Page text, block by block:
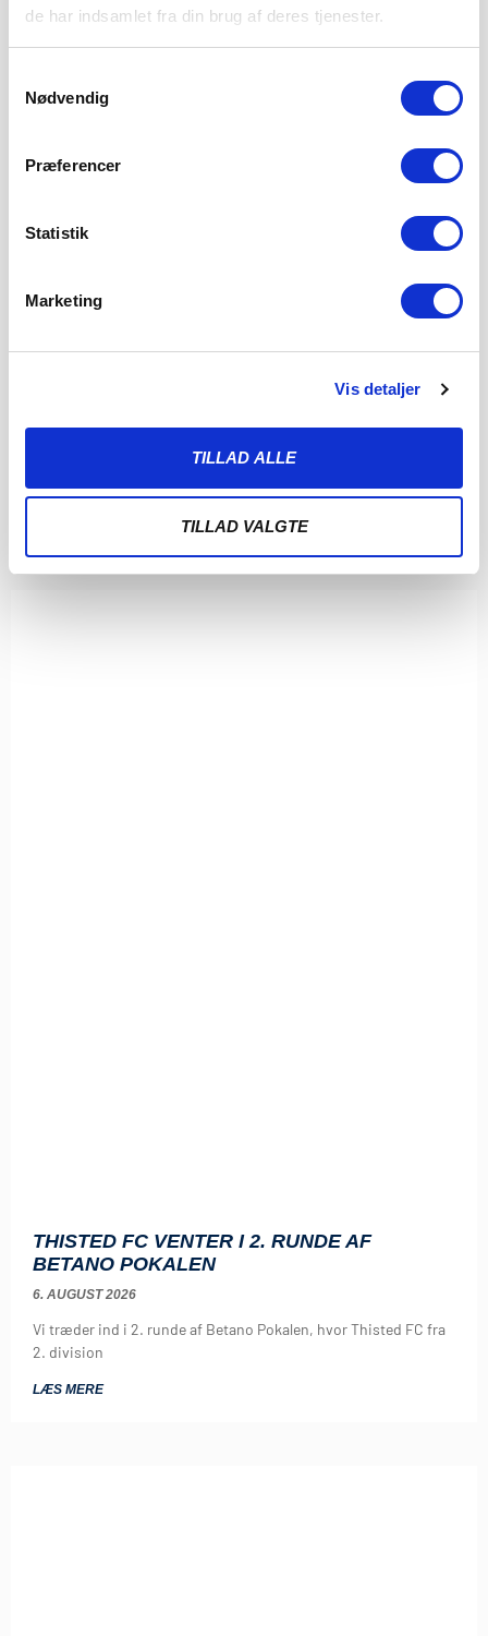
de har indsamlet fra din brug af deres tjenester.
Nødvendig
Præferencer
Statistik
Marketing
Vis detaljer
TILLAD ALLE
TILLAD VALGTE
Sønderjyske Fodbold udlejer Albert Rrahmani til 2.
divisionsklubben Nykøbing FC i hele 2026/2027-sæsonen.
THISTED FC VENTER I 2. RUNDE AF
BETANO POKALEN
6. AUGUST 2026
Vi træder ind i 2. runde af Betano Pokalen, hvor Thisted FC fra
2. division
LÆS MERE